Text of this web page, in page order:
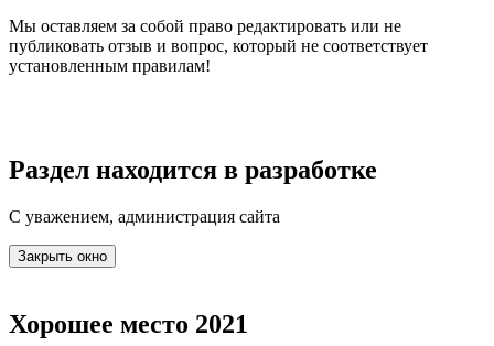
Мы оставляем за собой право редактировать или не
публиковать отзыв и вопрос, который не соответствует
установленным правилам!
Раздел находится в разработке
С уважением, администрация сайта
Закрыть окно
Хорошее место 2021